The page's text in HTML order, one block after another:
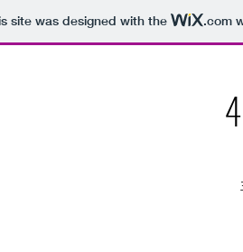
site was designed with the .com